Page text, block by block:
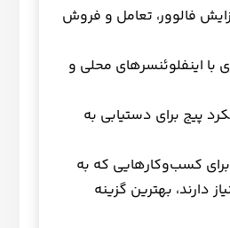
فالوور، تعامل و فروش
با اینفلوئنسرهای محلی و
پیج برای دستیابی به
کسب‌وکارهایی که به
دارند، بهترین گزینه